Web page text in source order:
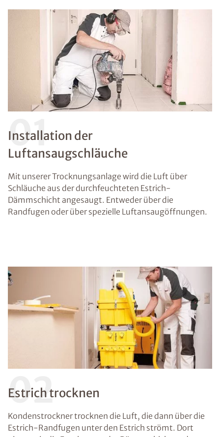
01
Installation der
Luftansaugschläuche
Mit unserer Trocknungsanlage wird die Luft über
Schläuche aus der durchfeuchteten Estrich-
Dämmschicht angesaugt. Entweder über die
Randfugen oder über spezielle Luftansaugöffnungen.
02
Estrich trocknen
Kondenstrockner trocknen die Luft, die dann über die
Estrich-Randfugen unter den Estrich strömt. Dort